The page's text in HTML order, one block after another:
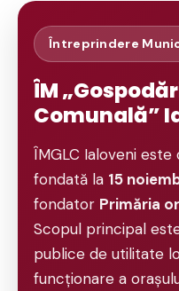
Întreprindere
ÎM
Comunală”
ÎMGLC Ialoveni
fondată la 15
fondator Primăria
Scopul principal
publice de utilitate
funcționare a